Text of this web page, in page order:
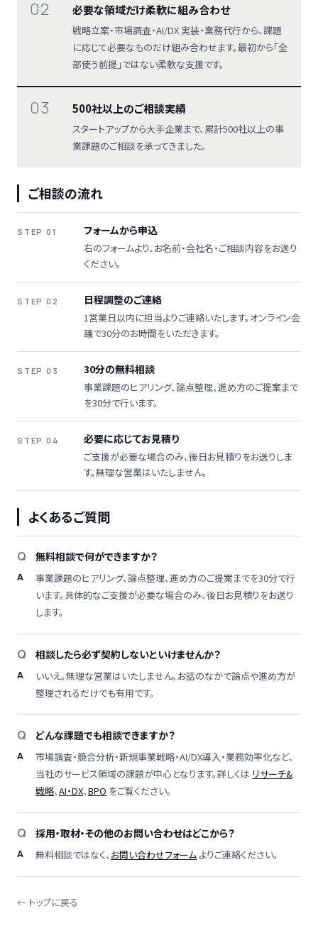
02 必要な領域だけ柔軟に組み合わせ
戦略立案・市場調査・AI/DX 実装・業務代行から、課題
に応じて必要なものだけ組み合わせます。最初から「全
部使う前提」ではない柔軟な支援です。
03 500社以上のご相談実績
スタートアップから大手企業まで、累計500社以上の事
業課題のご相談を承ってきました。
ご相談の流れ
STEP 01 フォームから申込
右のフォームより、お名前・会社名・ご相談内容をお送り
ください。
STEP 02 日程調整のご連絡
1営業日以内に担当よりご連絡いたします。オンライン会
議で30分のお時間をいただきます。
STEP 03 30分の無料相談
事業課題のヒアリング、論点整理、進め方のご提案まで
を30分で行います。
STEP 04 必要に応じてお見積り
ご支援が必要な場合のみ、後日お見積りをお送りしま
す。無理な営業はいたしません。
よくあるご質問
無料相談で何ができますか？
事業課題のヒアリング、論点整理、進め方のご提案までを30分で行
います。具体的なご支援が必要な場合のみ、後日お見積りをお送り
します。
相談したら必ず契約しないといけませんか？
いいえ。無理な営業はいたしません。お話のなかで論点や進め方が
整理されるだけでも有用です。
どんな課題でも相談できますか？
市場調査・競合分析・新規事業戦略・AI/DX導入・業務効率化など、
当社のサービス領域の課題が中心となります。詳しくは リサーチ&
戦略、AI・DX、BPO をご覧ください。
採用・取材・その他のお問い合わせはどこから？
無料相談ではなく、 お問い合わせフォーム よりご連絡ください。
← トップに戻る